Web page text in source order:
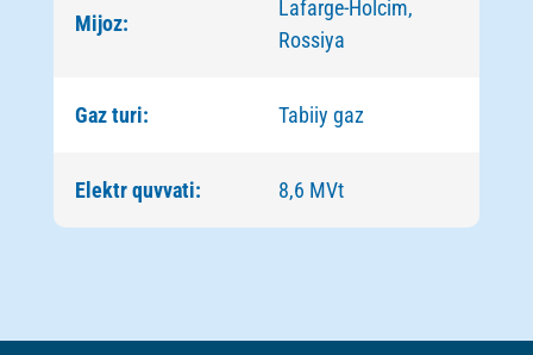
Mijoz:
Lafarge-Holcim,
Rossiya
Gaz turi: Tabiiy gaz
Elektr quvvati: 8,6 MVt